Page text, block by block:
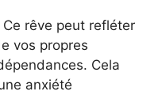
rêve peut refléter
vos propres
Cela
anxiété